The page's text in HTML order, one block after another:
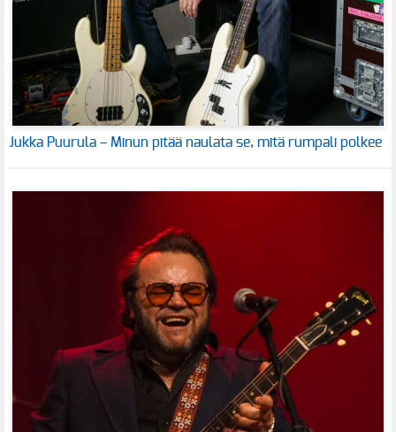
Jukka Puurula – Minun pitää naulata se, mitä rumpali polkee